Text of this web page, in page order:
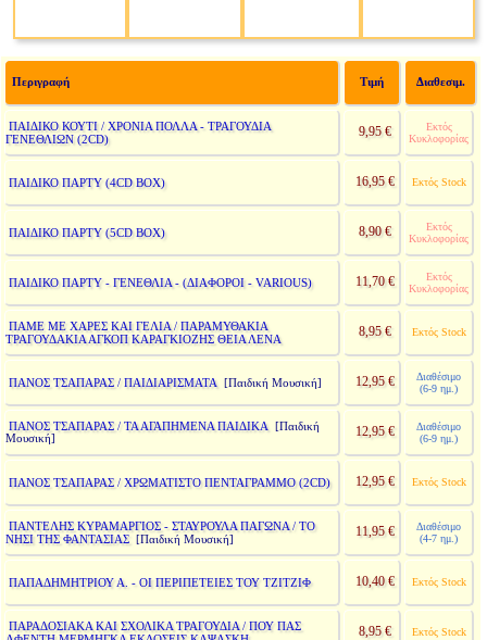
Περιγραφή Τιμή Διαθεσιμ.
ΠΑΙΔΙΚΟ ΚΟΥΤΙ / ΧΡΟΝΙΑ ΠΟΛΛΑ - ΤΡΑΓΟΥΔΙΑ
ΓΕΝΕΘΛΙΩΝ (2CD)
9,95 €
Εκτός
Κυκλοφορίας
ΠΑΙΔΙΚΟ ΠΑΡΤΥ (4CD BOX) 16,95 € Εκτός Stock
ΠΑΙΔΙΚΟ ΠΑΡΤΥ (5CD BOX) 8,90 €
Εκτός
Κυκλοφορίας
ΠΑΙΔΙΚΟ ΠΑΡΤΥ - ΓΕΝΕΘΛΙΑ - (ΔΙΑΦΟΡΟΙ - VARIOUS) 11,70 €
Εκτός
Κυκλοφορίας
ΠΑΜΕ ΜΕ ΧΑΡΕΣ ΚΑΙ ΓΕΛΙΑ / ΠΑΡΑΜΥΘΑΚΙΑ
ΤΡΑΓΟΥΔΑΚΙΑ ΑΓΚΟΠ ΚΑΡΑΓΚΙΟΖΗΣ ΘΕΙΑ ΛΕΝΑ
8,95 € Εκτός Stock
ΠΑΝΟΣ ΤΣΑΠΑΡΑΣ / ΠΑΙΔΙΑΡΙΣΜΑΤΑ [Παιδική Μουσική] 12,95 €
Διαθέσιμο
(6-9 ημ.)
ΠΑΝΟΣ ΤΣΑΠΑΡΑΣ / ΤΑ ΑΓΑΠΗΜΕΝΑ ΠΑΙΔΙΚΑ [Παιδική
Μουσική]
12,95 €
Διαθέσιμο
(6-9 ημ.)
ΠΑΝΟΣ ΤΣΑΠΑΡΑΣ / ΧΡΩΜΑΤΙΣΤΟ ΠΕΝΤΑΓΡΑΜΜΟ (2CD) 12,95 € Εκτός Stock
ΠΑΝΤΕΛΗΣ ΚΥΡΑΜΑΡΓΙΟΣ - ΣΤΑΥΡΟΥΛΑ ΠΑΓΩΝΑ / ΤΟ
ΝΗΣΙ ΤΗΣ ΦΑΝΤΑΣΙΑΣ [Παιδική Μουσική]
11,95 €
Διαθέσιμο
(4-7 ημ.)
ΠΑΠΑΔΗΜΗΤΡΙΟΥ Α. - ΟΙ ΠΕΡΙΠΕΤΕΙΕΣ ΤΟΥ ΤΖΙΤΖΙΦ 10,40 € Εκτός Stock
ΠΑΡΑΔΟΣΙΑΚΑ ΚΑΙ ΣΧΟΛΙΚΑ ΤΡΑΓΟΥΔΙΑ / ΠΟΥ ΠΑΣ
8,95 € Εκτός Stock